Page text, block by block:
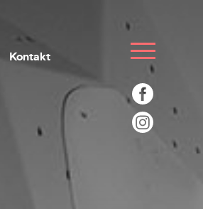
Kontakt